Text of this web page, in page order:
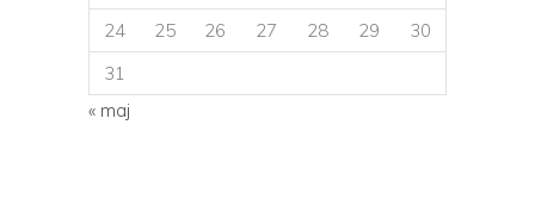
24
25 26 27 28 29
30
31
« maj